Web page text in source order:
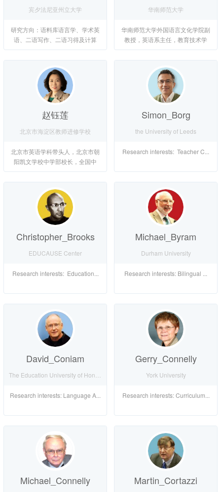
宾夕法尼亚州立大学
研究方向：语料库语言学、学术英
语、二语写作、二语习得及计算
机...
华南师范大学
华南师范大学外国语言文化学院副
教授，英语系主任，教育技术学
博...
赵钰莲
北京市海淀区教师进修学校
北京市英语学科带头人，北京市朝
阳凯文学校中学部校长，全国中
小...
Simon_Borg
the University of Leeds
Research interests: Teacher C...
Christopher_Brooks
EDUCAUSE Center
Research interests: Education...
Michael_Byram
Durham University
Research interests: Bilingual ...
David_Coniam
Research interests: Language A...
Gerry_Connelly
York University
Research interests: Curriculum...
Michael_Connelly Martin_Cortazzi